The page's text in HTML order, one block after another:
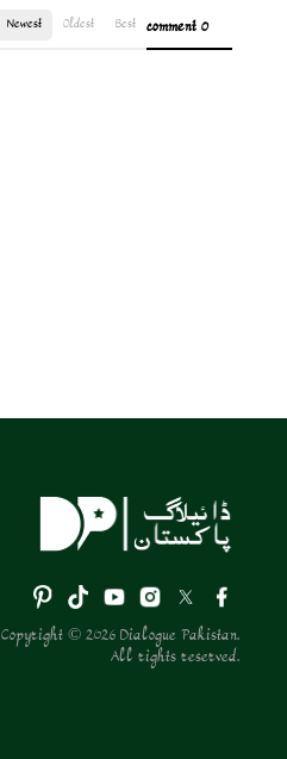
0 comment
Best
Oldest
Newest
Copyright © 2026 Dialogue Pakistan.
All rights reserved.